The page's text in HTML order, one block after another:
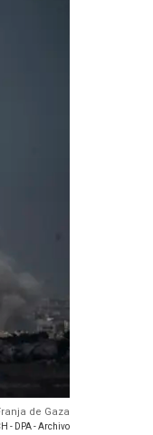
de Gaza
- DPA - Archivo